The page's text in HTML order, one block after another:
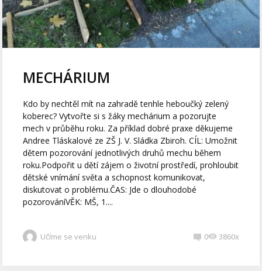
MECHÁRIUM
Kdo by nechtěl mít na zahradě tenhle heboučký zelený
koberec? Vytvořte si s žáky mechárium a pozorujte
mech v průběhu roku. Za příklad dobré praxe děkujeme
Andree Tláskalové ze ZŠ J. V. Sládka Zbiroh. CÍL: Umožnit
dětem pozorování jednotlivých druhů mechu během
roku.Podpořit u dětí zájem o životní prostředí, prohloubit
dětské vnímání světa a schopnost komunikovat,
diskutovat o problému.ČAS: Jde o dlouhodobé
pozorováníVĚK: MŠ, 1....
Učíme se venku 0 3860x